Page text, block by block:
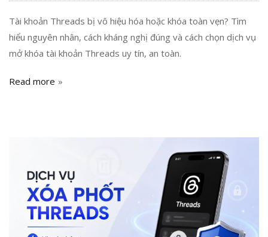
Tài khoản Threads bị vô hiệu hóa hoặc khóa toàn vẹn? Tìm
hiểu nguyên nhân, cách kháng nghị đúng và cách chọn dịch vụ
mở khóa tài khoản Threads uy tín, an toàn.
Read more